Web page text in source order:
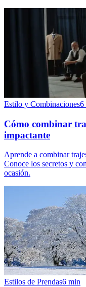
Estilo y Combinaciones6
Cómo combinar
impactante
Aprende a combinar
Conoce los secretos y
ocasión.
Estilos de Prendas6 min